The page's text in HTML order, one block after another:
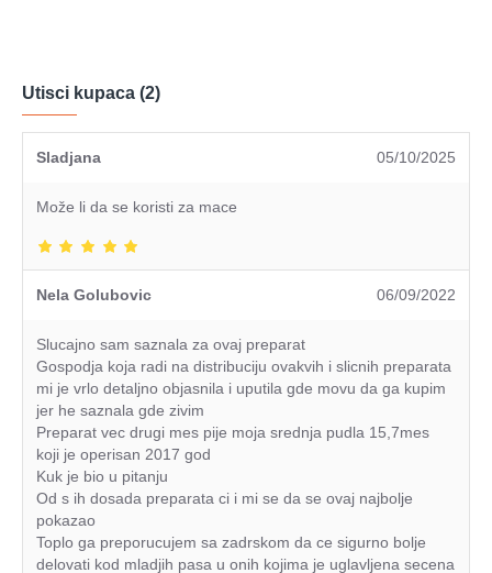
Utisci kupaca (2)
Sladjana 05/10/2025
Može li da se koristi za mace
Nela Golubovic 06/09/2022
Slucajno sam saznala za ovaj preparat
Gospodja koja radi na distribuciju ovakvih i slicnih preparata
mi je vrlo detaljno objasnila i uputila gde movu da ga kupim
jer he saznala gde zivim
Preparat vec drugi mes pije moja srednja pudla 15,7mes
koji je operisan 2017 god
Kuk je bio u pitanju
Od s ih dosada preparata ci i mi se da se ovaj najbolje
pokazao
Toplo ga preporucujem sa zadrskom da ce sigurno bolje
delovati kod mladjih pasa u onih kojima je uglavljena secena